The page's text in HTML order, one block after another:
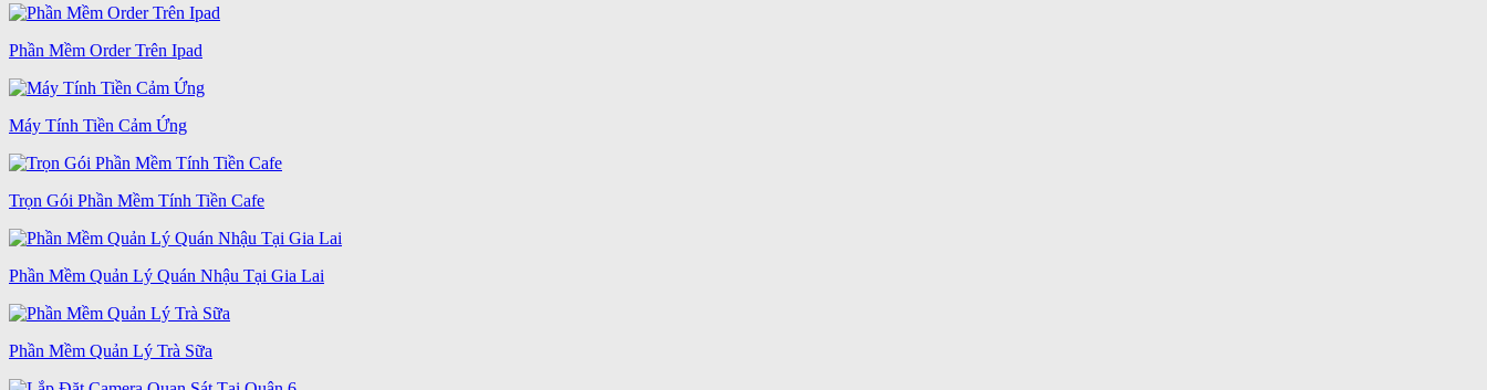
Phần Mềm Order Trên Ipad
Máy Tính Tiền Cảm Ứng
Trọn Gói Phần Mềm Tính Tiền Cafe
Phần Mềm Quản Lý Quán Nhậu Tại Gia Lai
Phần Mềm Quản Lý Trà Sữa